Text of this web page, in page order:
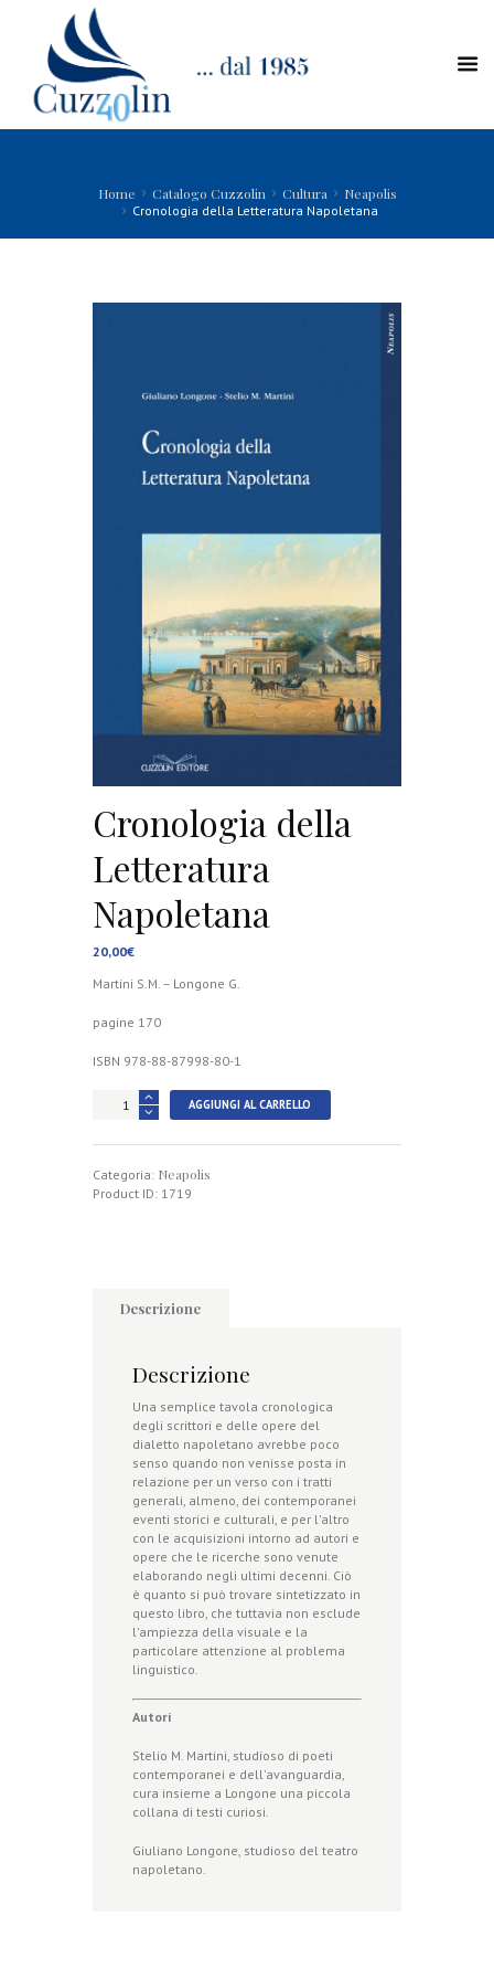
Home Catalogo Cuzzolin Cultura Neapolis
Cronologia della Letteratura Napoletana
Cronologia della
Letteratura
Napoletana
20,00€
Martini S.M. – Longone G.
pagine 170
ISBN 978-88-87998-80-1
Cronologia
quantità
AGGIUNGI AL CARRELLO
Categoria: Neapolis
Product ID: 1719
Descrizione
Descrizione
Una semplice tavola cronologica
degli scrittori e delle opere del
dialetto napoletano avrebbe poco
senso quando non venisse posta in
relazione per un verso con i tratti
generali, almeno, dei contemporanei
eventi storici e culturali, e per l'altro
con le acquisizioni intorno ad autori e
opere che le ricerche sono venute
elaborando negli ultimi decenni. Ciò
è quanto si può trovare sintetizzato in
questo libro, che tuttavia non esclude
l'ampiezza della visuale e la
particolare attenzione al problema
linguistico.
Autori
Stelio M. Martini, studioso di poeti
contemporanei e dell'avanguardia,
cura insieme a Longone una piccola
collana di testi curiosi.
Giuliano Longone, studioso del teatro
napoletano.